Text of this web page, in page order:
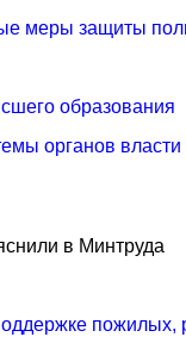
меры защиты
образования
органов власти
в Минтруда
пожилых,